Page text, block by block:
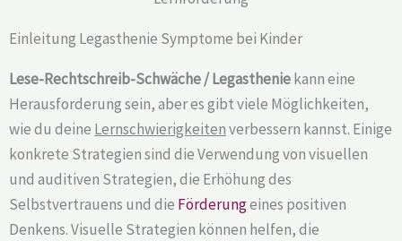
Einleitung Legasthenie Symptome bei Kinder
Lese-Rechtschreib-Schwäche / Legastheniekann eine
Herausforderung sein, aber es gibt viele Möglichkeiten,
wie du deine Lernschwierigkeitenverbessern kannst. Einige
konkrete Strategien sind die Verwendung von visuellen
und auditiven Strategien, die Erhöhung des
Selbstvertrauens und die Förderungeines positiven
Denkens. Visuelle Strategien können helfen, die